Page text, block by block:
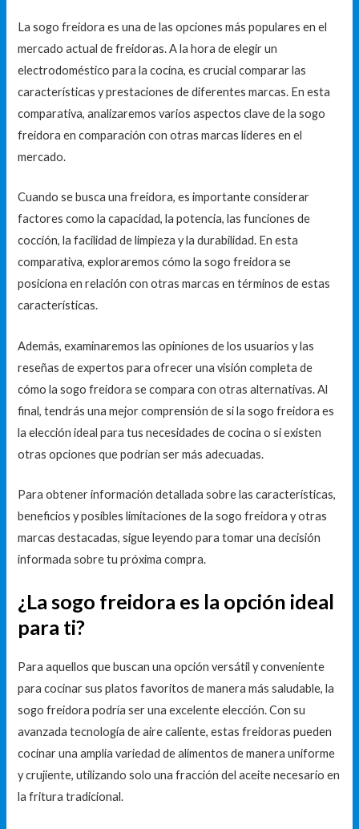
La sogo freidora es una de las opciones más populares en el
mercado actual de freidoras. A la hora de elegir un
electrodoméstico para la cocina, es crucial comparar las
características y prestaciones de diferentes marcas. En esta
comparativa, analizaremos varios aspectos clave de la sogo
freidora en comparación con otras marcas líderes en el
mercado.
Cuando se busca una freidora, es importante considerar
factores como la capacidad, la potencia, las funciones de
cocción, la facilidad de limpieza y la durabilidad. En esta
comparativa, exploraremos cómo la sogo freidora se
posiciona en relación con otras marcas en términos de estas
características.
Además, examinaremos las opiniones de los usuarios y las
reseñas de expertos para ofrecer una visión completa de
cómo la sogo freidora se compara con otras alternativas. Al
final, tendrás una mejor comprensión de si la sogo freidora es
la elección ideal para tus necesidades de cocina o si existen
otras opciones que podrían ser más adecuadas.
Para obtener información detallada sobre las características,
beneficios y posibles limitaciones de la sogo freidora y otras
marcas destacadas, sigue leyendo para tomar una decisión
informada sobre tu próxima compra.
¿La sogo freidora es la opción ideal
para ti?
Para aquellos que buscan una opción versátil y conveniente
para cocinar sus platos favoritos de manera más saludable, la
sogo freidora podría ser una excelente elección. Con su
avanzada tecnología de aire caliente, estas freidoras pueden
cocinar una amplia variedad de alimentos de manera uniforme
y crujiente, utilizando solo una fracción del aceite necesario en
la fritura tradicional.